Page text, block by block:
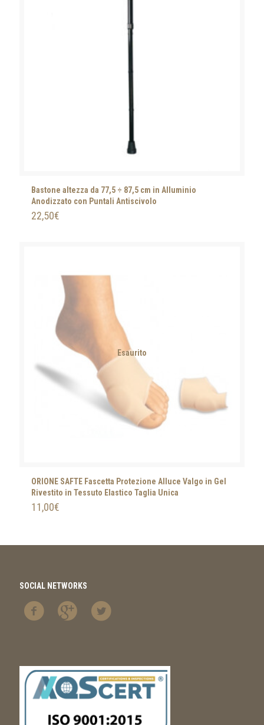
Bastone altezza da 77,5 ÷ 87,5 cm in Alluminio
Anodizzato con Puntali Antiscivolo
22,50€
Esaurito
ORIONE SAFTE Fascetta Protezione Alluce Valgo in Gel
Rivestito in Tessuto Elastico Taglia Unica
11,00€
SOCIAL NETWORKS